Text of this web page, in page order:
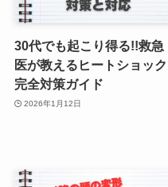
30代でも起こり得る!!救急
医が教えるヒートショック
完全対策ガイド
2026年1月12日